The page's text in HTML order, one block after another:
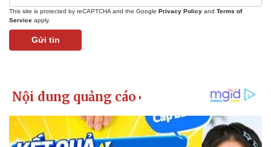
This site is protected by reCAPTCHA and the Google Privacy Policy and Terms of
Service apply.
Gửi tin